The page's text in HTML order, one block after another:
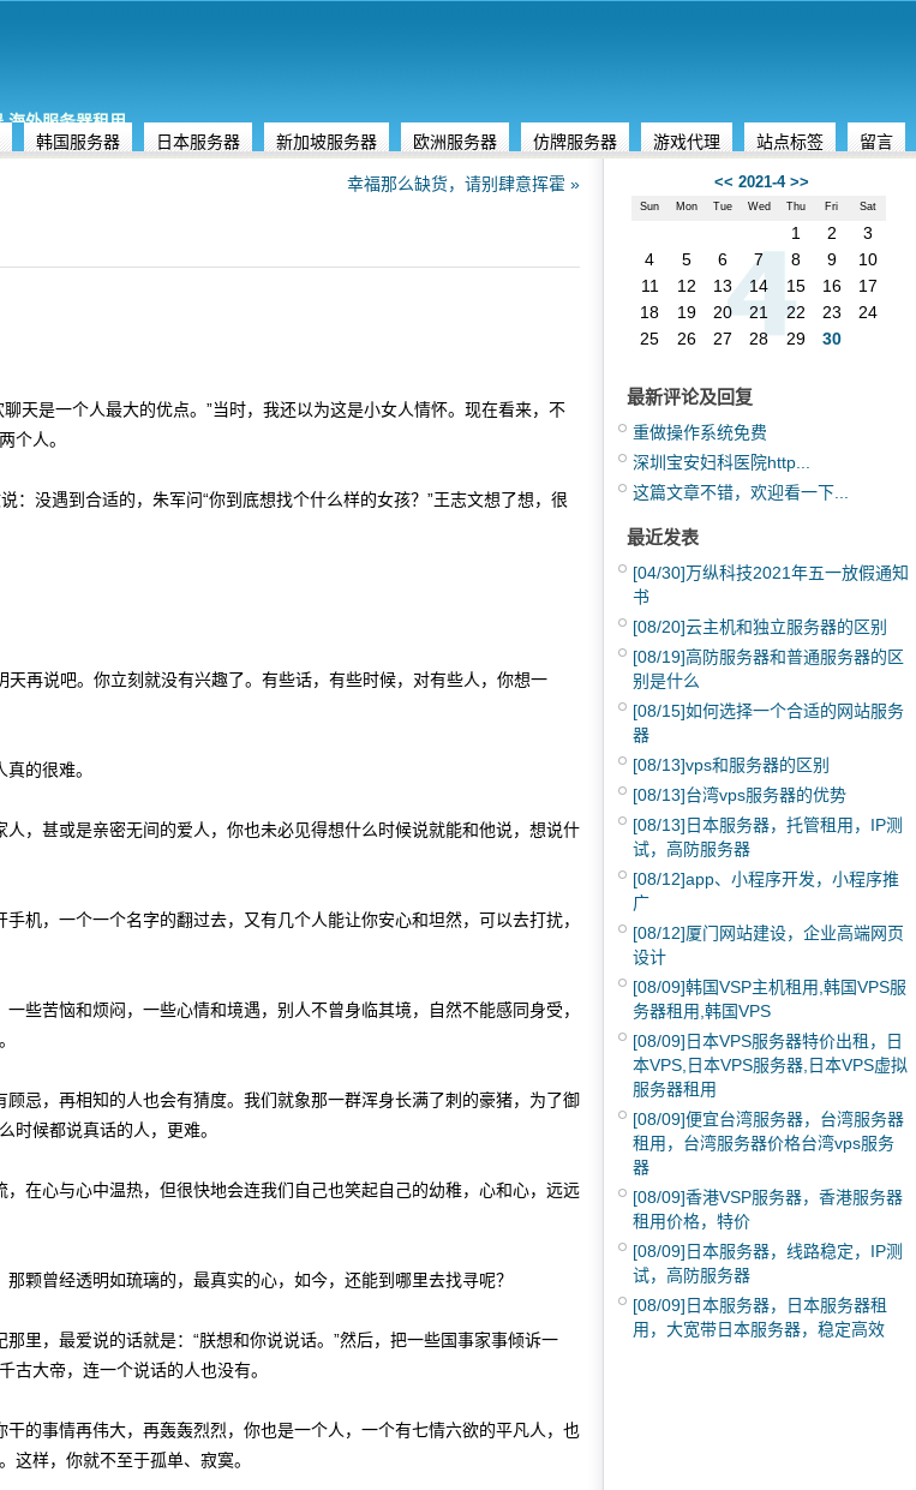
海外服务器租用
韩国服务器 日本服务器 新加坡服务器 欧洲服务器 仿牌服务器 游戏代理 站点标签 留言
幸福那么缺货，请别肆意挥霍 »
天是一个人最大的优点。”当时，我还以为这是小女人情怀。现在看来，不
两个人。
没遇到合适的，朱军问“你到底想找个什么样的女孩？”王志文想了想，很
再说吧。你立刻就没有兴趣了。有些话，有些时候，对有些人，你想一
的很难。
，甚或是亲密无间的爱人，你也未必见得想什么时候说就能和他说，想说什
机，一个一个名字的翻过去，又有几个人能让你安心和坦然，可以去打扰，
些苦恼和烦闷，一些心情和境遇，别人不曾身临其境，自然不能感同身受，
忌，再相知的人也会有猜度。我们就象那一群浑身长满了刺的豪猪，为了御
时候都说真话的人，更难。
在心与心中温热，但很快地会连我们自己也笑起自己的幼稚，心和心，远远
颗曾经透明如琉璃的，最真实的心，如今，还能到哪里去找寻呢？
里，最爱说的话就是：“朕想和你说说话。”然后，把一些国事家事倾诉一
大帝，连一个说话的人也没有。
的事情再伟大，再轰轰烈烈，你也是一个人，一个有七情六欲的平凡人，也
样，你就不至于孤单、寂寞。
<< 2021-4 >>
Sun Mon Tue Wed Thu Fri Sat
1 2
3
4
5 6 7 8 9
10
11
12 13 14 15 16
17
18
19 20 21 22 23
24
25
26 27 28 29 30
最新评论及回复
重做操作系统免费
深圳宝安妇科医院http...
这篇文章不错，欢迎看一下...
最近发表
[04/30]万纵科技2021年五一放假通知
书
[08/20]云主机和独立服务器的区别
[08/19]高防服务器和普通服务器的区
别是什么
[08/15]如何选择一个合适的网站服务
器
[08/13]vps和服务器的区别
[08/13]台湾vps服务器的优势
[08/13] 日本服务器，托管租用，IP测
试，高防服务器
[08/12]app、小程序开发，小程序推
广
[08/12]厦门网站建设，企业高端网页
设计
[08/09]韩国VSP主机租用,韩国VPS服
务器租用,韩国VPS
[08/09] 日本VPS服务器特价出租，日
本VPS,日本VPS服务器,日本VPS虚拟
服务器租用
[08/09]便宜台湾服务器，台湾服务器
租用，台湾服务器价格台湾vps服务
器
[08/09]香港VSP服务器，香港服务器
租用价格，特价
[08/09] 日本服务器，线路稳定，IP测
试，高防服务器
[08/09] 日本服务器，日本服务器租
用，大宽带日本服务器，稳定高效